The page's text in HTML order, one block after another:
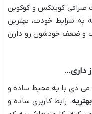
صرافی کوینکس و کوکوین
به شرایط خودت، بهترین
و ضعف خودشون رو دارن
داری…
می دی با یه محیط ساده و
. رابط کاربری ساده و